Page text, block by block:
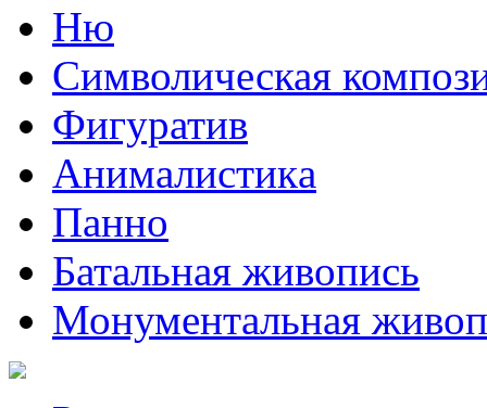
Ню
Символическая
Фигуратив
Анималистикa
Панно
Батальная живопись
Монументальная